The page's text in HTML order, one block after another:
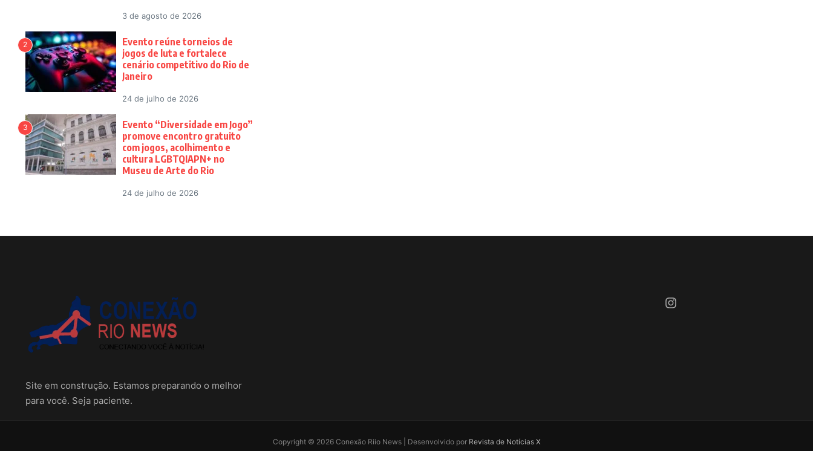
3 de agosto de 2026
2
Evento reúne torneios de
jogos de luta e fortalece
cenário competitivo do Rio de
Janeiro
24 de julho de 2026
3
Evento “Diversidade em Jogo”
promove encontro gratuito
com jogos, acolhimento e
cultura LGBTQIAPN+ no
Museu de Arte do Rio
24 de julho de 2026
Site em construção. Estamos preparando o melhor
para você. Seja paciente.
Copyright © 2026 Conexão Riio News | Desenvolvido por Revista de Notícias X